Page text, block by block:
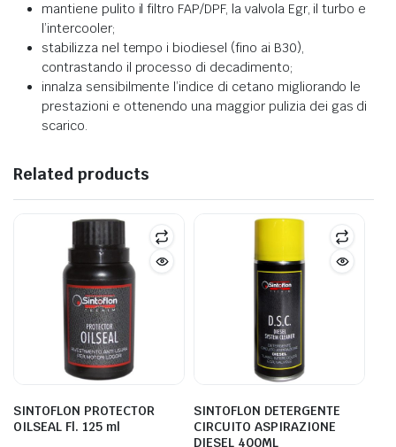
mantiene pulito il filtro FAP/DPF, la valvola Egr, il turbo e
l’intercooler;
stabilizza nel tempo i biodiesel (fino ai B30),
contrastando il processo di decadimento;
innalza sensibilmente l’indice di cetano migliorando le
prestazioni e ottenendo una maggior pulizia dei gas di
scarico.
Related products
SINTOFLON PROTECTOR
OILSEAL Fl. 125 ml
SINTOFLON DETERGENTE
CIRCUITO ASPIRAZIONE
DIESEL 400ML